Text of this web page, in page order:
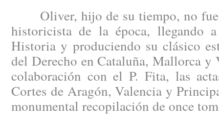
Oliver, hijo de su tiempo, no fue
historicista de la época, llegando
Historia y produciendo su clásico
del Derecho en Cataluña, Mallorca y
colaboración con el P. Fita, las
Cortes de Aragón, Valencia y
monumental recopilación de once